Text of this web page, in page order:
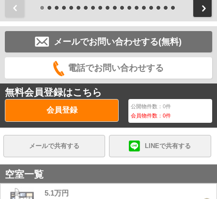
メールでお問い合わせする(無料)
電話でお問い合わせする
無料会員登録はこちら
会員登録 公開物件数：0件
会員物件数：0件
メールで共有する LINEで共有する
空室一覧
5.1万円